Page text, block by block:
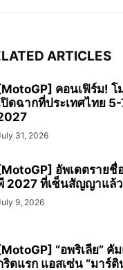
ARTICLES
[MotoGP] คอนเฟิร์ม!
ปิดฉากที่ประเทศไทย
31, 2026
[MotoGP] อัพเดตรายชื่
2027 ที่เซ็นสัญญาแล้ว
9, 2026
[MotoGP] “อพริเลีย” คั
ริดแรก แอสเซ่น “มาร์ติ